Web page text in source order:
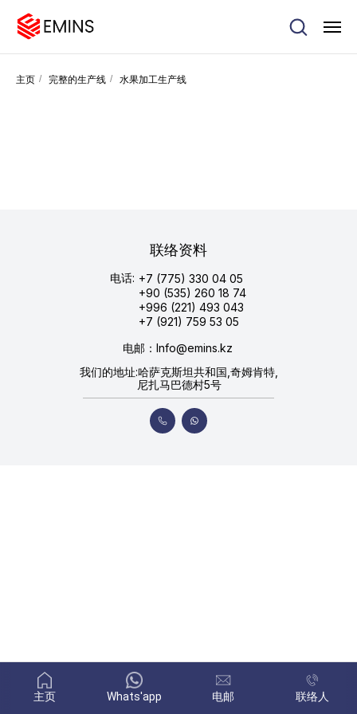
主页 / 完整的生产线 / 水果加工生产线
+7 (775) 330 04 05
+90 (535) 260 18 74
+996 (221) 493 043
+7 (921) 759 53 05
我们的地址:哈萨克斯坦共和国,奇姆肯特,
尼扎马巴德村5号
电邮：Info@emins.kz
电话:
联络资料
主页 Whats'app 电邮 联络人